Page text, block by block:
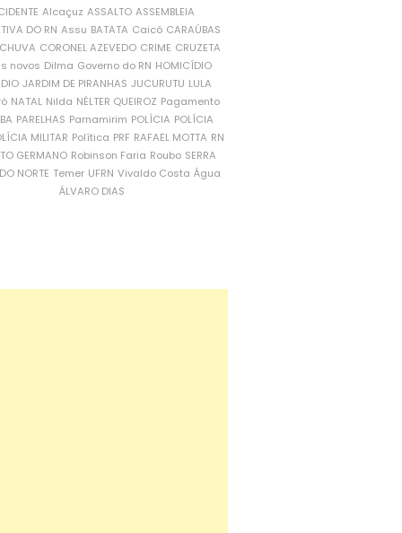
Alcaçuz ASSALTO ASSEMBLEIA
DO RN Assu BATATA Caicó CARAÚBAS
CORONEL AZEVEDO CRIME CRUZETA
novos Dilma Governo do RN HOMICÍDIO
JARDIM DE PIRANHAS JUCURUTU LULA
NATAL Nilda NÉLTER QUEIROZ Pagamento
PARELHAS Parnamirim POLÍCIA POLÍCIA
MILITAR Política PRF RAFAEL MOTTA RN
GERMANO Robinson Faria Roubo SERRA
NORTE Temer UFRN Vivaldo Costa Água
ÁLVARO DIAS